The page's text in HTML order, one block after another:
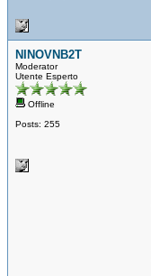
NINOVNB2T
Moderator
Utente Esperto
Offline
Posts: 255